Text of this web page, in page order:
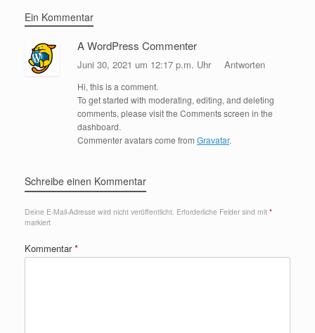
Ein Kommentar
A WordPress Commenter
Juni 30, 2021 um 12:17 p.m. Uhr Antworten
Hi, this is a comment.
To get started with moderating, editing, and deleting
comments, please visit the Comments screen in the
dashboard.
Commenter avatars come from Gravatar.
Schreibe einen Kommentar
Deine E-Mail-Adresse wird nicht veröffentlicht. Erforderliche Felder sind mit *
markiert
Kommentar*